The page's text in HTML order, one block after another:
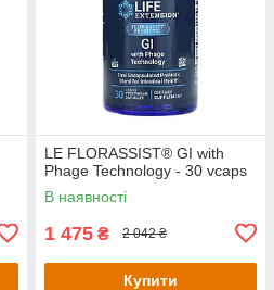
LE FLORASSIST® GI with
Phage Technology - 30 vcaps
В наявності
1 475 ₴ 2 042 ₴
Купити